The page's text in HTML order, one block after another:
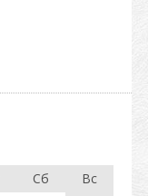
Сб
Вс